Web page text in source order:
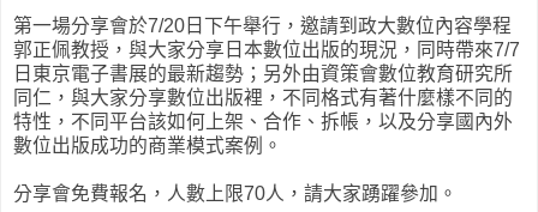
第一場分享會於7/20日下午舉行，邀請到政大數位內容學程
郭正佩教授，與大家分享日本數位出版的現況，同時帶來7/7
日東京電子書展的最新趨勢；另外由資策會數位教育研究所
同仁，與大家分享數位出版裡，不同格式有著什麼樣不同的
特性，不同平台該如何上架、合作、拆帳，以及分享國內外
數位出版成功的商業模式案例。
分享會免費報名，人數上限70人，請大家踴躍參加。